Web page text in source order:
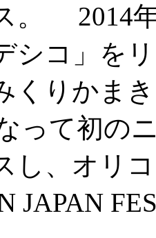
。 2014
シコ」を
くりかま
って初の
し、オリ
JAPAN